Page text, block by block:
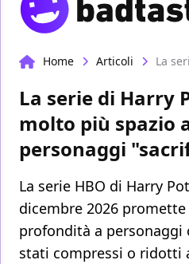
Home Articoli
La serie di Harry
molto più spazio
personaggi
La serie HBO di Harry
dicembre 2026
profondità a personaggi
stati compressi o ridotti